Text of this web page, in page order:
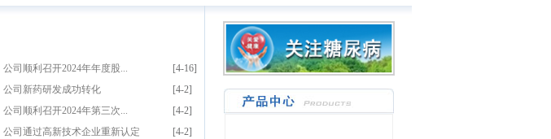
公司顺利召开2024年年度股...
[4-16]
公司新药研发成功转化
[4-2]
公司顺利召开2024年第三次...
[4-2]
公司通过高新技术企业重新认定
[4-2]